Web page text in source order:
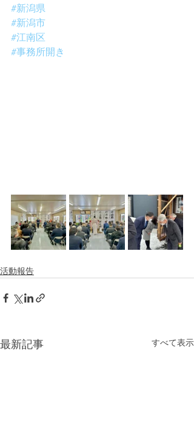
#新潟県
#新潟市
#江南区
#事務所開き
活動報告
最新記事 すべて表示